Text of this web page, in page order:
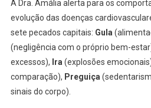
A Dra. Amália alerta para os
evolução das doenças
sete pecados capitais: Gula
(negligência com o próprio bem-
excessos), Ira (explosões
comparação), Preguiça
sinais do corpo).